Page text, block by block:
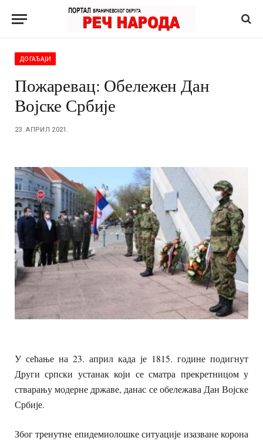
ДОГАЂАЈИ
Пожаревац: Обележен Дан
Војске Србије
23. АПРИЛ 2021.
У сећање на 23. април када је 1815. године подигнут
Други српски устанак који се сматра прекретницом у
стварању модерне државе, данас се обележава Дан Војске
Србије.
Због тренутне епидемиолошке ситуације изазване корона